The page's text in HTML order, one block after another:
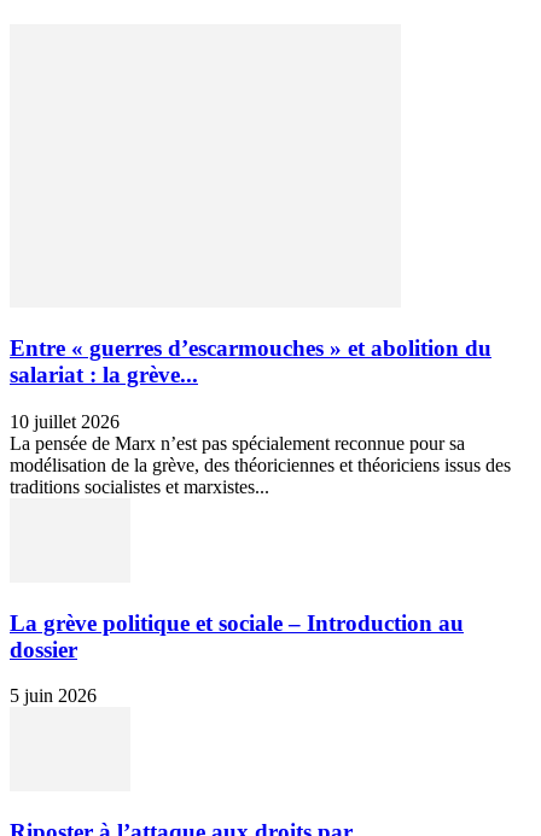
Entre « guerres d’escarmouches » et abolition du
salariat : la grève...
10 juillet 2026
La pensée de Marx n’est pas spécialement reconnue pour sa
modélisation de la grève, des théoriciennes et théoriciens issus des
traditions socialistes et marxistes...
La grève politique et sociale – Introduction au
dossier
5 juin 2026